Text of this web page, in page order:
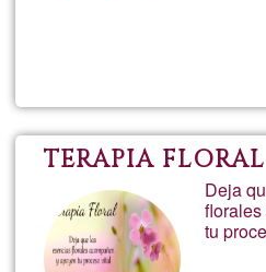
TERAPIA FLORAL
Deja
tu